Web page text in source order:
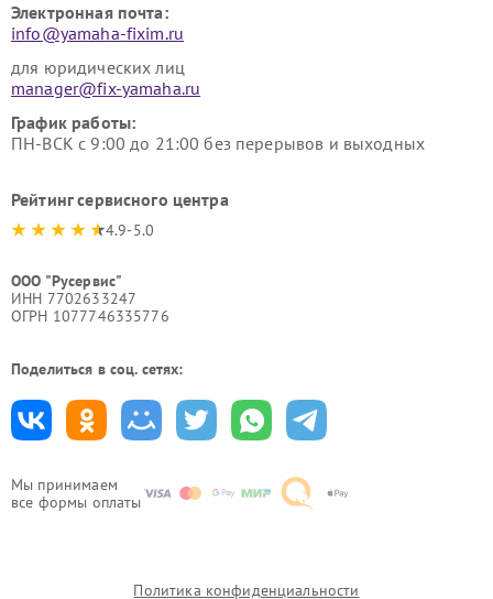
Мы принимаем
все формы оплаты
Электронная почта:
info@yamaha-fixim.ru
для юридических лиц
manager@fix-yamaha.ru
График работы:
ПН-ВСК с 9:00 до 21:00 без перерывов и выходных
Рейтинг сервисного центра
4.9-5.0
ООО "Русервис"
ИНН 7702633247
ОГРН 1077746335776
Поделиться в соц. сетях:
Политика конфиденциальности